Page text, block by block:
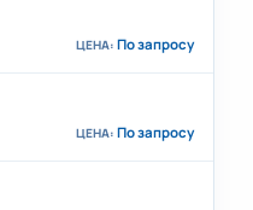
По запросу
По запросу